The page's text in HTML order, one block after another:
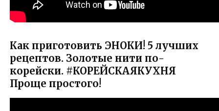
Как приготовить ЭНОКИ! 5 лучших
рецептов. Золотые нити по-
корейски. #КОРЕЙСКАЯКУХНЯ
Проще простого!